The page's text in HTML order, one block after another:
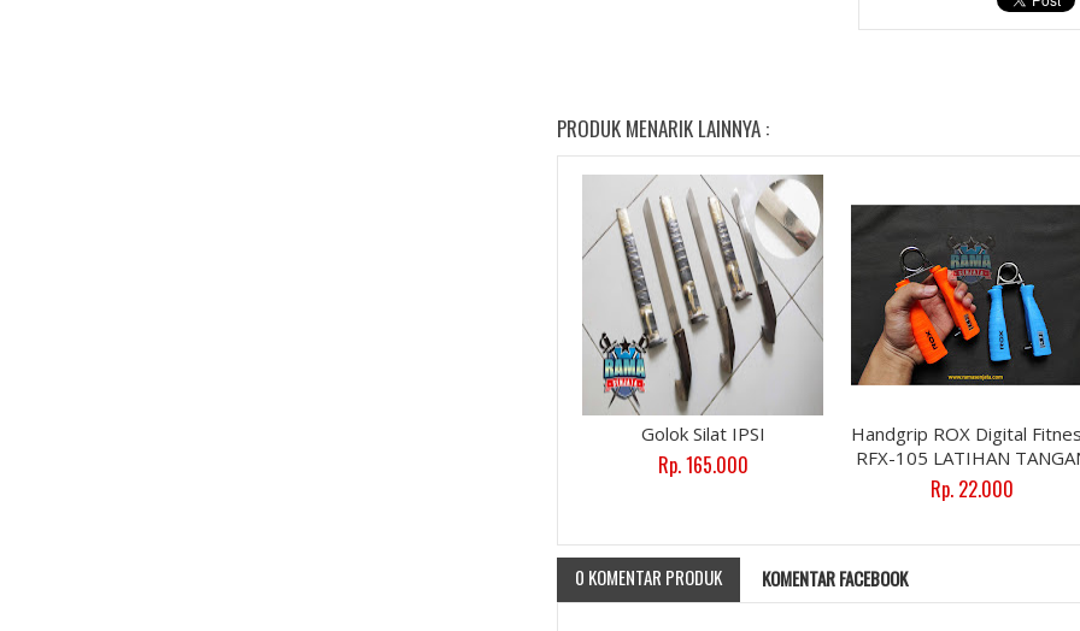
PRODUK MENARIK LAINNYA :
Golok Silat IPSI
Rp. 165.000
Handgrip ROX Digital
RFX-105 LATIHAN
Rp. 22.000
0 KOMENTAR PRODUK KOMENTAR FACEBOOK